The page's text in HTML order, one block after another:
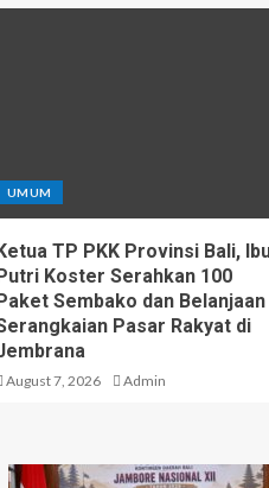
UMUM
TP PKK Provinsi Bali,
Koster Serahkan 100
Sembako dan Belanjaan
Pasar Rakyat di
August 7, 2026 Admin